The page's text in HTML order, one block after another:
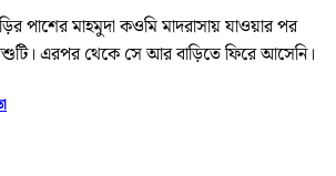
পাশের মাহমুদা কওমি মাদরাসায় যাওয়ার পর
এরপর থেকে সে আর বাড়িতে ফিরে আসেনি।